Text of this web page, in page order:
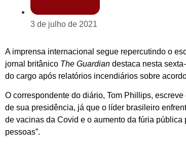
3 de julho de 2021
A imprensa internacional segue repercutindo o
jornal britânico The Guardian destaca nesta
do cargo após relatórios incendiários sobre
O correspondente do diário, Tom Phillips,
de sua presidência, já que o líder brasileiro
de vacinas da Covid e o aumento da fúria
pessoas”.